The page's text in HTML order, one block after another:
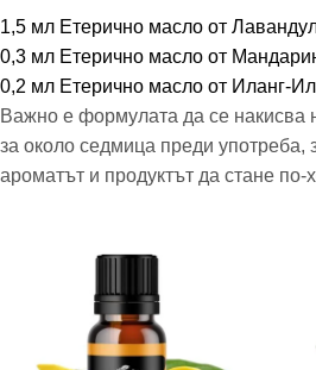
1,5 мл Етерично масло от
0,3 мл Етерично масло от
0,2 мл Етерично масло от Иланг-
Важно е формулата да се накисва
за около седмица преди употреба,
ароматът и продуктът да стане по-